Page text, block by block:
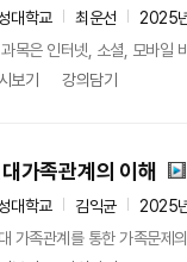
대학교 최운선
2025
목은 인터넷, 소셜, 모바일
보기
강의담기
가족관계의 이해
대학교 김익균
2025
가족관계를 통한 가족문제